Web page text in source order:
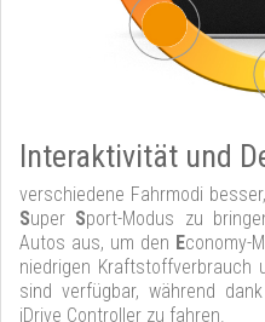
Interaktivität und
verschiedene Fahrmodi
Super Sport-Modus zu
Autos aus, um den Economy-
niedrigen Kraftstoffverbrauch
sind verfügbar, während
iDrive Controller zu fahren.